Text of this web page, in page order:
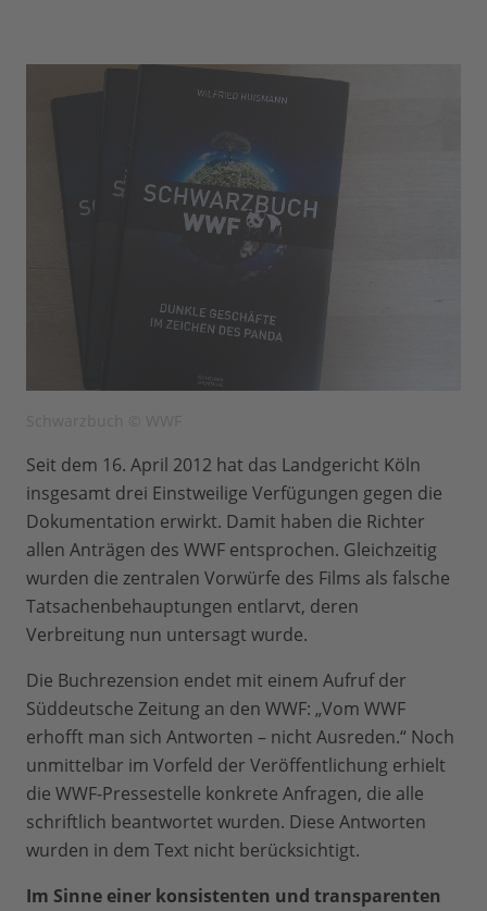
Seit dem 16. April 2012 hat das Landgericht Köln
insgesamt drei Einstweilige Verfügungen gegen die
Dokumentation erwirkt. Damit haben die Richter
allen Anträgen des WWF entsprochen. Gleichzeitig
wurden die zentralen Vorwürfe des Films als falsche
Tatsachenbehauptungen entlarvt, deren
Verbreitung nun untersagt wurde.
Die Buchrezension endet mit einem Aufruf der
Süddeutsche Zeitung an den WWF: „Vom WWF
erhofft man sich Antworten – nicht Ausreden.“ Noch
unmittelbar im Vorfeld der Veröffentlichung erhielt
die WWF-Pressestelle konkrete Anfragen, die alle
schriftlich beantwortet wurden. Diese Antworten
wurden in dem Text nicht berücksichtigt.
Im Sinne einer konsistenten und transparenten